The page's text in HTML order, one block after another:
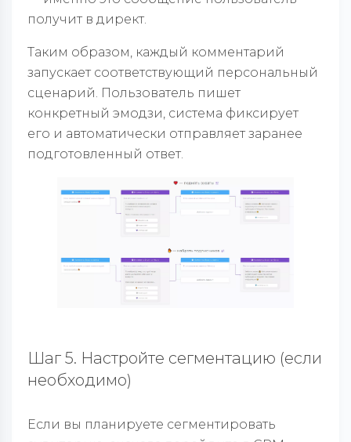
получит в директ.
Таким образом, каждый комментарий
запускает соответствующий персональный
сценарий. Пользователь пишет
конкретный эмодзи, система фиксирует
его и автоматически отправляет заранее
подготовленный ответ.
Шаг 5. Настройте сегментацию (если
необходимо)
Если вы планируете сегментировать